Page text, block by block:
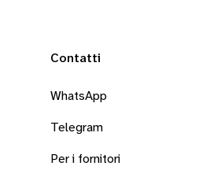
Contatti
WhatsApp
Telegram
Per i fornitori